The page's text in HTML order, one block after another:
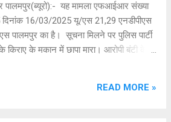
पालमपुर(ब्यूरो):- यह मामला एफआईआर संख्या
16/03/2025 यू/एस 21,29 एनडीपीएस
पालमपुर का है। सूचना मिलने पर पुलिस पार्टी
किराए के मकान में छापा मारा। आरोपी बंटी के
गया। सभी आरोपियों को मौके पर गिरफ्तार
READ MORE »